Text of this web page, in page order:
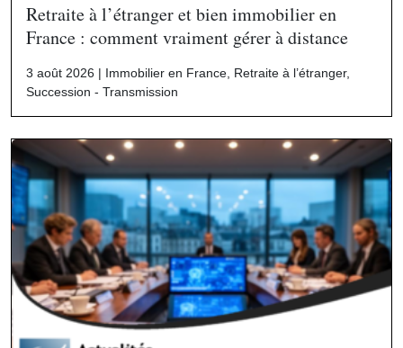
Retraite à l’étranger et bien immobilier en
France : comment vraiment gérer à distance
3 août 2026 | Immobilier en France Retraite à l’étranger,
Succession - Transmission